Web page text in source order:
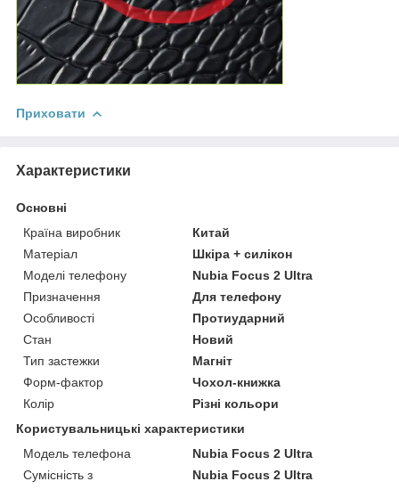
Приховати
Характеристики
Основні
Країна виробник
Китай
Матеріал
Шкіра + силікон
Моделі телефону
Nubia Focus 2 Ultra
Призначення
Для телефону
Особливості
Протиударний
Стан
Новий
Тип застежки
Магніт
Форм-фактор
Чохол-книжка
Колір
Різні кольори
Користувальницькі характеристики
Модель телефона
Nubia Focus 2 Ultra
Сумісність з
Nubia Focus 2 Ultra